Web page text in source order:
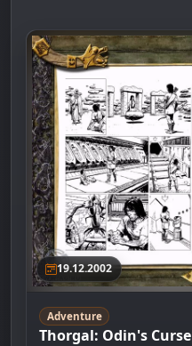
19.12.2002
Adventure
Thorgal: Odin's Curse